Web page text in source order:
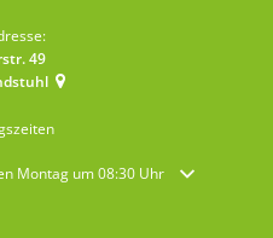
49
oder Schließzeiten auszublenden
Montag um 08:30 Uhr